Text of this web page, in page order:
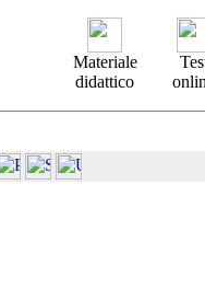
Materiale
didattico